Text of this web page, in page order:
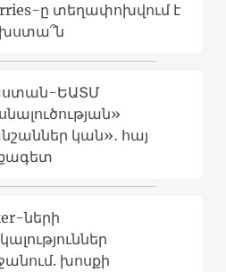
ը տեղափոխվում է
ԵԱՏՄ
կան»․ հայ
ների
խոսքի